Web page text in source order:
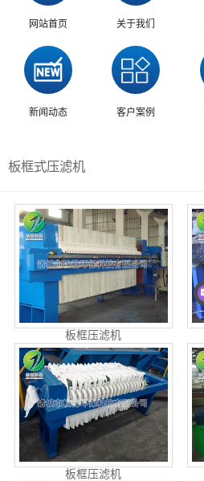
网站首页 关于我们
新闻动态 客户案例
板框式压滤机
板框压滤机
板框压滤机